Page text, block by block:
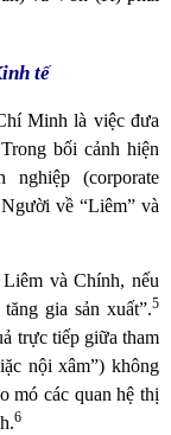
tế
Minh là việc đưa
bối cảnh hiện
(corporate
về “Liêm” và
và Chính, nếu
gia sản xuất”.5
trực tiếp giữa tham
nội xâm”) không
mó các quan hệ thị
6